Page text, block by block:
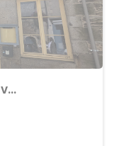
Achat Appartement centre ville